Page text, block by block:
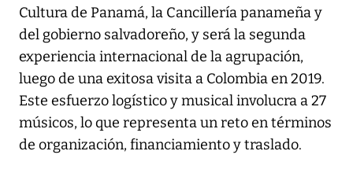
Cultura de Panamá, la Cancillería panameña y
del gobierno salvadoreño, y será la segunda
experiencia internacional de la agrupación,
luego de una exitosa visita a Colombia en 2019.
Este esfuerzo logístico y musical involucra a 27
músicos, lo que representa un reto en términos
de organización, financiamiento y traslado.